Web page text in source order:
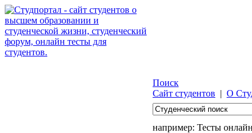
Поиск
Сайт студентов | О
например: Тесты онлайн